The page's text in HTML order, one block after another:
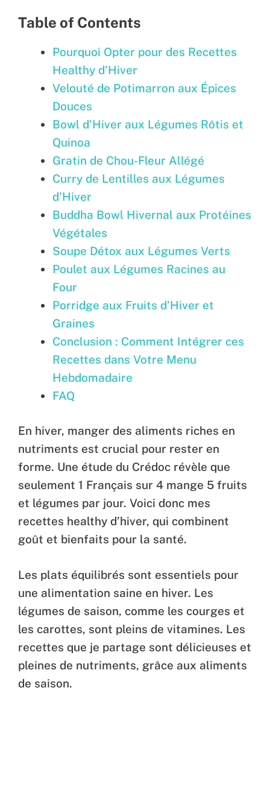
Table of Contents
Pourquoi Opter pour des Recettes
Healthy d’Hiver
Velouté de Potimarron aux Épices
Douces
Bowl d’Hiver aux Légumes Rôtis et
Quinoa
Gratin de Chou-Fleur Allégé
Curry de Lentilles aux Légumes
d’Hiver
Buddha Bowl Hivernal aux Protéines
Végétales
Soupe Détox aux Légumes Verts
Poulet aux Légumes Racines au
Four
Porridge aux Fruits d’Hiver et
Graines
Conclusion : Comment Intégrer ces
Recettes dans Votre Menu
Hebdomadaire
FAQ
En hiver, manger des aliments riches en
nutriments est crucial pour rester en
forme. Une étude du Crédoc révèle que
seulement 1 Français sur 4 mange 5 fruits
et légumes par jour. Voici donc mes
recettes healthy d’hiver, qui combinent
goût et bienfaits pour la santé.
Les plats équilibrés sont essentiels pour
une alimentation saine en hiver. Les
légumes de saison, comme les courges et
les carottes, sont pleins de vitamines. Les
recettes que je partage sont délicieuses et
pleines de nutriments, grâce aux aliments
de saison.